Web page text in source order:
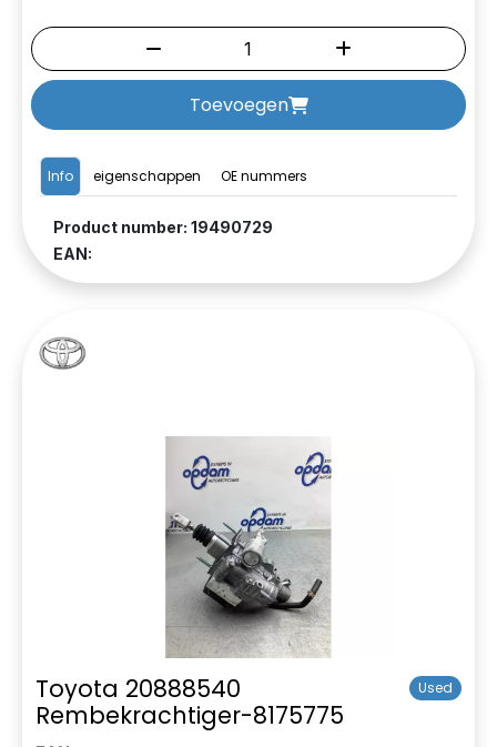
Info eigenschappen OE nummers
Product number: 19490729
EAN:
Toevoegen
Toyota 20888540
Rembekrachtiger-8175775
Used